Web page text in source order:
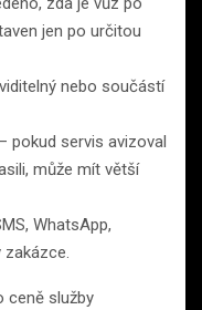
jen po určitou
nebo součástí
– pokud servis avizoval
může mít větší
WhatsApp,
ceně služby